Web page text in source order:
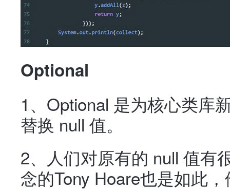
Optional
1、Optional 是为核心类库
替换 null 值。
2、人们对原有的 null 值有
念的Tony Hoare也是如此